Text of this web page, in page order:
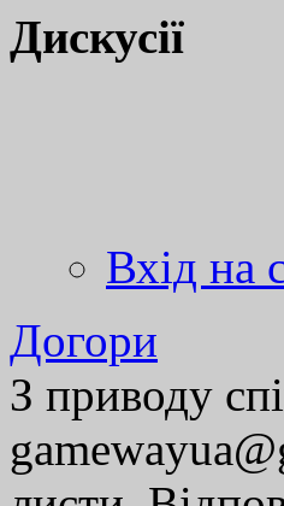
Дискусії
Вхід на
Догори
З приводу